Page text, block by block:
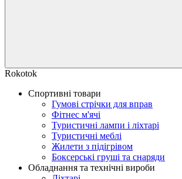
Rokotok
Спортивні товари
Гумові стрічки для вправ
Фітнес м'ячі
Туристичні лампи і ліхтарі
Туристичні меблі
Жилети з підігрівом
Боксерські груші та снаряди
Обладнання та технічні вироби